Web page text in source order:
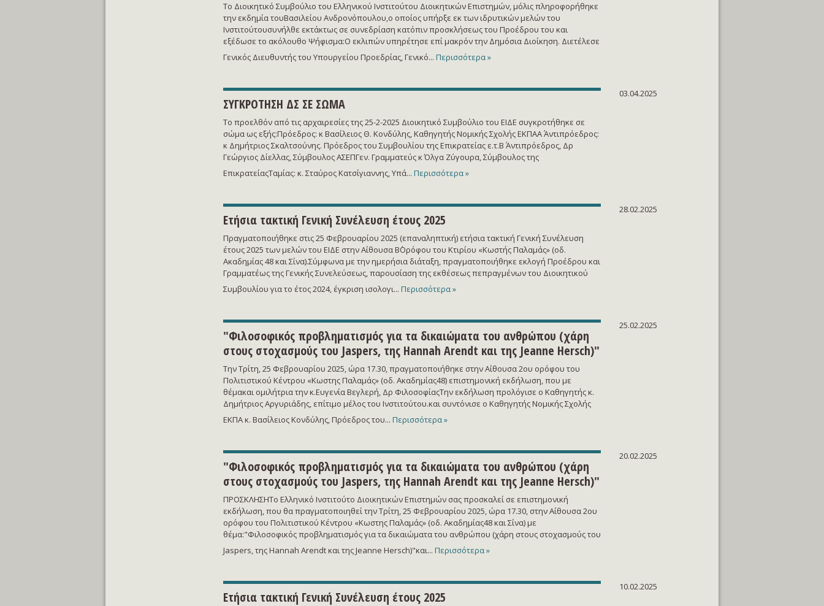
Το Διοικητικό Συμβούλιο του Ελληνικού Ινστιτούτου Διοικητικών Επιστημών, μόλις πληροφορήθηκε
την εκδημία τουΒασιλείου Ανδρονόπουλου,ο οποίος υπήρξε εκ των ιδρυτικών μελών του
Ινστιτούτουσυνήλθε εκτάκτως σε συνεδρίαση κατόπιν προσκλήσεως του Προέδρου του και
εξέδωσε το ακόλουθο Ψήφισμα:Ο εκλιπών υπηρέτησε επί μακρόν την Δημόσια Διοίκηση. Διετέλεσε
Γενικός Διευθυντής του Υπουργείου Προεδρίας, Γενικό... Περισσότερα »
ΣΥΓΚΡΟΤΗΣΗ ΔΣ ΣΕ ΣΩΜΑ
Το προελθόν από τις αρχαιρεσίες της 25-2-2025 Διοικητικό Συμβούλιο του ΕΙΔΕ συγκροτήθηκε σε
σώμα ως εξής:Πρόεδρος: κ Βασίλειος Θ. Κονδύλης, Καθηγητής Νομικής Σχολής ΕΚΠΑΑ΄ Αντιπρόεδρος:
κ Δημήτριος Σκαλτσούνης. Πρόεδρος του Συμβουλίου της Επικρατείας ε.τ.Β΄ Αντιπρόεδρος, Δρ
Γεώργιος Δίελλας, Σύμβουλος ΑΣΕΠΓεν. Γραμματεύς κ Όλγα Ζύγουρα, Σύμβουλος της
ΕπικρατείαςΤαμίας: κ. Σταύρος Κατσίγιαννης, Υπά... Περισσότερα »
03.04.2025
Ετήσια τακτική Γενική Συνέλευση έτους 2025
Πραγματοποιήθηκε στις 25 Φεβρουαρίου 2025 (επαναληπτική) ετήσια τακτική Γενική Συνέλευση
έτους 2025 των μελών του ΕΙΔΕ στην Αίθουσα Β΄Ορόφου του Κτιρίου «Κωστής Παλαμάς» (οδ.
Ακαδημίας 48 και Σίνα).Σύμφωνα με την ημερήσια διάταξη, πραγματοποιήθηκε εκλογή Προέδρου και
Γραμματέως της Γενικής Συνελεύσεως, παρουσίαση της εκθέσεως πεπραγμένων του Διοικητικού
Συμβουλίου για το έτος 2024, έγκριση ισολογι... Περισσότερα »
28.02.2025
"Φιλοσοφικός προβληματισμός για τα δικαιώματα του ανθρώπου (χάρη
στους στοχασμούς του Jaspers, της Hannah Arendt και της Jeanne Hersch)"
Tην Τρίτη, 25 Φεβρουαρίου 2025, ώρα 17.30, πραγματοποιήθηκε στην Αίθουσα 2ου ορόφου του
Πολιτιστικού Κέντρου «Κωστης Παλαμάς» (οδ. Ακαδημίας48) επιστημονική εκδήλωση, που με
θέμακαι ομιλήτρια την κ.Ευγενία Βεγλερή, Δρ ΦιλοσοφίαςΤην εκδήλωση προλόγισε ο Καθηγητής κ.
Δημήτριος Αργυριάδης, επίτιμο μέλος του Ινστιτούτου.και συντόνισε ο Καθηγητής Νομικής Σχολής
ΕΚΠΑ κ. Βασίλειος Κονδύλης, Πρόεδρος του... Περισσότερα »
25.02.2025
"Φιλοσοφικός προβληματισμός για τα δικαιώματα του ανθρώπου (χάρη
στους στοχασμούς του Jaspers, της Hannah Arendt και της Jeanne Hersch)"
ΠΡΟΣΚΛΗΣΗΤο Ελληνικό Ινστιτούτο Διοικητικών Επιστημών σας προσκαλεί σε επιστημονική
εκδήλωση, που θα πραγματοποιηθεί την Τρίτη, 25 Φεβρουαρίου 2025, ώρα 17.30, στην Αίθουσα 2ου
ορόφου του Πολιτιστικού Κέντρου «Κωστης Παλαμάς» (οδ. Ακαδημίας48 και Σίνα) με
θέμα:"Φιλοσοφικός προβληματισμός για τα δικαιώματα του ανθρώπου (χάρη στους στοχασμούς του
Jaspers, της Hannah Arendt και της Jeanne Hersch)"και... Περισσότερα »
20.02.2025
Ετήσια τακτική Γενική Συνέλευση έτους 2025
10.02.2025